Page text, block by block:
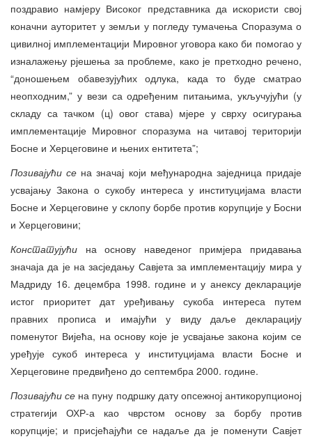
поздравио намјеру Високог представника да искористи свој
коначни ауторитет у земљи у погледу тумачења Споразума о
цивилној имплементацији Мировног уговора како би помогао у
изналажењу рјешења за проблеме, како је претходно речено,
“доношењем обавезујућих одлука, када то буде сматрао
неопходним,” у вези са одређеним питањима, укључујући (у
складу са тачком (ц) овог става) мјере у сврху осигурања
имплементације Мировног споразума на читавој територији
Босне и Херцеговине и њених ентитета”;
Позивајући се на значај који међународна заједница придаје
усвајању Закона о сукобу интереса у институцијама власти
Босне и Херцеговине у склопу борбе против корупције у Босни
и Херцеговини;
Констатујући на основу наведеног примјера придавања
значаја да је на засједању Савјета за имплементацију мира у
Мадриду 16. децембра 1998. године и у анексу декларације
истог приоритет дат уређивању сукоба интереса путем
правних прописа и имајући у виду даље декларацију
поменутог Вијећа, на основу које је усвајање закона којим се
уређује сукоб интереса у институцијама власти Босне и
Херцеговине предвиђено до септембра 2000. године.
Позивајући се на пуну подршку дату опсежној антикорупционој
стратегији ОХР-а као чврстом основу за борбу против
корупције; и присјећајући се надаље да је поменути Савјет